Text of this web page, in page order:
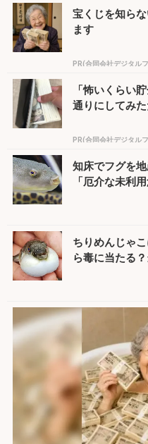
宝くじを知ら
ます
PR(合同会社デジタル
「怖いくらい
通りにしてみ
PR(合同会社デジタル
知床でフグを
「厄介な未利
ちりめんじゃ
ら毒に当たる